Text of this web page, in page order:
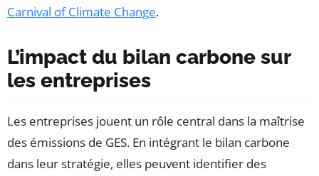
Carnival of Climate Change.
L’impact du bilan carbone sur
les entreprises
Les entreprises jouent un rôle central dans la maîtrise
des émissions de GES. En intégrant le bilan carbone
dans leur stratégie, elles peuvent identifier des